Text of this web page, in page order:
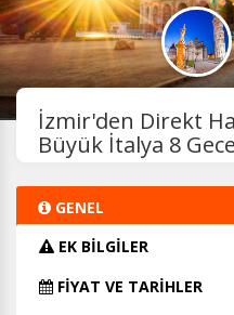
İzmir'den Direkt
Büyük İtalya 8
GENEL
EK BİLGİLER
FİYAT VE TARİHLER